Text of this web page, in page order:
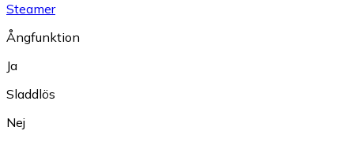
Steamer
Ångfunktion
Ja
Sladdlös
Nej